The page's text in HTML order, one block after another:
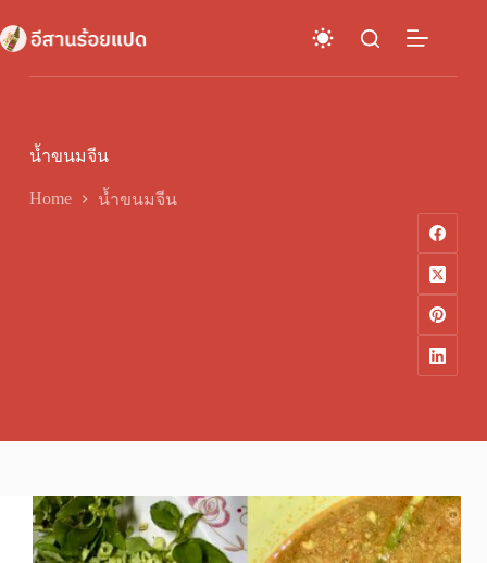
to
content
น้ำขนมจีน
Home น้ำขนมจีน